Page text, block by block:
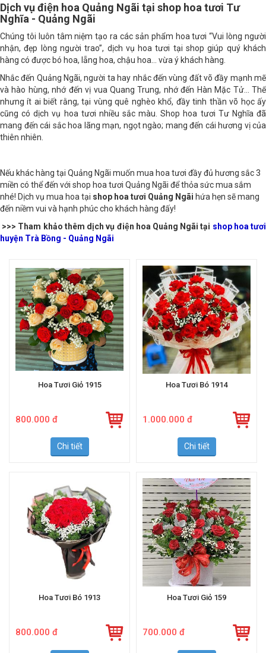
Dịch vụ điện hoa Quảng Ngãi tại shop hoa tươi Tư
Nghĩa - Quảng Ngãi
Chúng tôi luôn tâm niệm tạo ra các sản phẩm hoa tươi “Vui lòng người
nhận, đẹp lòng người trao”, dịch vụ hoa tươi tại shop giúp quý khách
hàng có được bó hoa, lẵng hoa, chậu hoa… vừa ý khách hàng.
Nhắc đến Quảng Ngãi, người ta hay nhắc đến vùng đất võ đầy mạnh mẽ
và hào hùng, nhớ đến vị vua Quang Trung, nhớ đến Hàn Mặc Tử… Thế
nhưng ít ai biết rằng, tại vùng quê nghèo khổ, đầy tinh thần võ học ấy
cũng có dịch vụ hoa tươi nhiều sắc màu. Shop hoa tươi Tư Nghĩa đã
mang đến cái sắc hoa lãng mạn, ngọt ngào; mang đến cái hương vị của
thiên nhiên.
Nếu khác hàng tại Quảng Ngãi muốn mua hoa tươi đầy đủ hương sắc 3
miền có thể đến với shop hoa tươi Quảng Ngãi để thỏa sức mua sắm
nhé! Dịch vụ mua hoa tại shop hoa tươi Quảng Ngãi hứa hẹn sẽ mang
đến niềm vui và hạnh phúc cho khách hàng đấy!
>>> Tham khảo thêm dịch vụ điện hoa Quảng Ngãi tại shop hoa tươi
huyện Trà Bồng - Quảng Ngãi
Hoa Tươi Giỏ 1915
800.000 đ
Chi tiết
Hoa Tươi Bó 1914
1.000.000 đ
Chi tiết
Hoa Tươi Bó 1913
800.000 đ
Hoa Tươi Giỏ 159
700.000 đ